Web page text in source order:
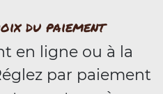
du paiement
en ligne ou à la
par paiement